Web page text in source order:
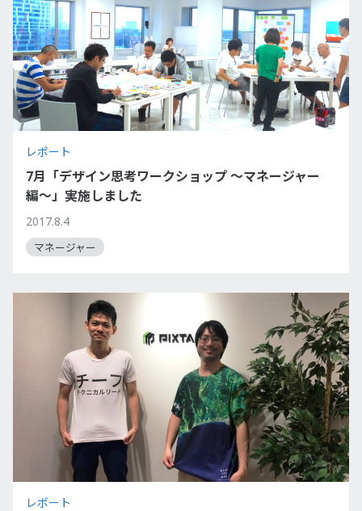
レポート
7月「デザイン思考ワークショップ 〜マネージャー
編〜」実施しました
2017.8.4
マネージャー
レポート